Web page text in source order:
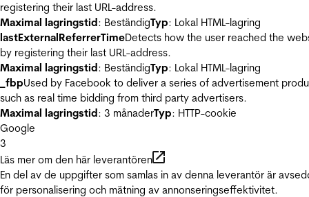
registering their last URL-address.
Maximal lagringstid: BeständigTyp: Lokal HTML-lagring
lastExternalReferrerTimeDetects how the user reached the
by registering their last URL-address.
Maximal lagringstid: BeständigTyp: Lokal HTML-lagring
_fbpUsed by Facebook to deliver a series of advertisement
such as real time bidding from third party advertisers.
Maximal lagringstid: 3 månaderTyp: HTTP-cookie
Google
3
Läs mer om den här leverantören
En del av de uppgifter som samlas in av denna leverantör är
för personalisering och mätning av annonseringseffektivitet.